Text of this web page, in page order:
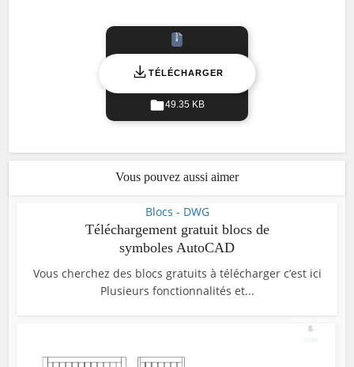
TÉLÉCHARGER
49.35 KB
Vous pouvez aussi aimer
Blocs - DWG
Téléchargement gratuit blocs de
symboles AutoCAD
Vous cherchez des blocs gratuits à télécharger c’est ici
Plusieurs fonctionnalités et...